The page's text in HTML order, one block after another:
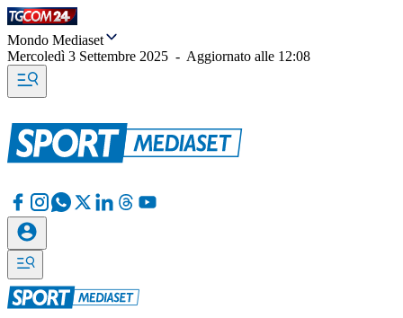
Mondo Mediaset
Mercoledì 3 Settembre 2025 - Aggiornato alle 12:08